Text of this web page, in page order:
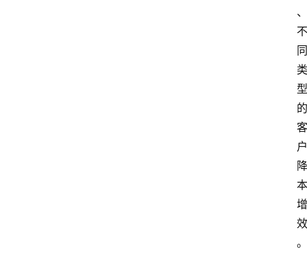
、
不
同
类
型
的
客
户
降
本
增
效
。